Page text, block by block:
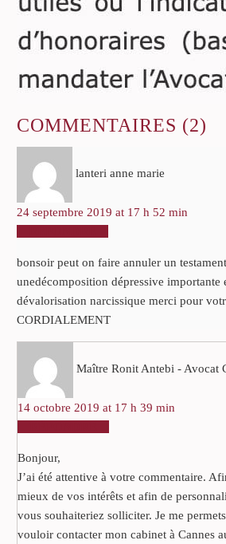
COMMENTAIRES (2)
lanteri anne marie
24 septembre 2019 at 17 h 52 min
bonsoir peut on faire annuler un
unedécomposition dépressive importante
dévalorisation narcissique merci pour
CORDIALEMENT
Maître Ronit Antebi - Avocat
14 octobre 2019 at 17 h 39 min
Bonjour,
J’ai été attentive à votre commentaire.
mieux de vos intérêts et afin de
vous souhaiteriez solliciter. Je me
vouloir contacter mon cabinet à Cannes